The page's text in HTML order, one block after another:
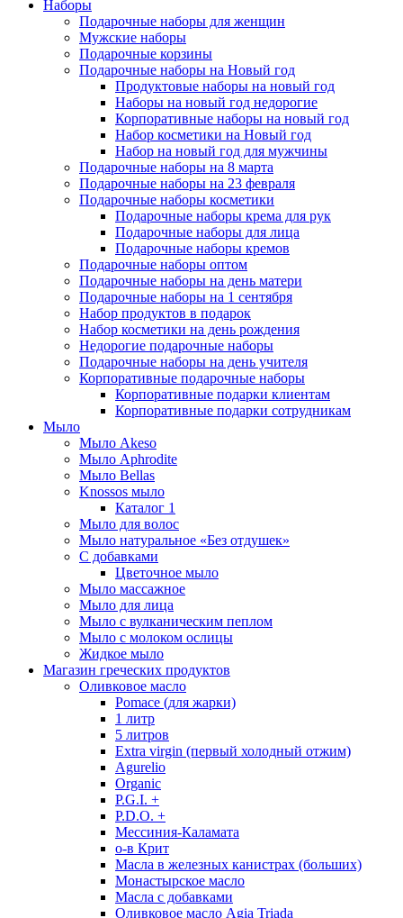
Наборы
Подарочные наборы для женщин
Мужские наборы
Подарочные корзины
Подарочные наборы на Новый год
Продуктовые наборы на новый год
Наборы на новый год недорогие
Корпоративные наборы на новый год
Набор косметики на Новый год
Набор на новый год для мужчины
Подарочные наборы на 8 марта
Подарочные наборы на 23 февраля
Подарочные наборы косметики
Подарочные наборы крема для рук
Подарочные наборы для лица
Подарочные наборы кремов
Подарочные наборы оптом
Подарочные наборы на день матери
Подарочные наборы на 1 сентября
Набор продуктов в подарок
Набор косметики на день рождения
Недорогие подарочные наборы
Подарочные наборы на день учителя
Корпоративные подарочные наборы
Корпоративные подарки клиентам
Корпоративные подарки сотрудникам
Мыло
Мыло Akeso
Мыло Aphrodite
Мыло Bellas
Knossos мыло
Каталог 1
Мыло для волос
Мыло натуральное «Без отдушек»
С добавками
Цветочное мыло
Мыло массажное
Мыло для лица
Мыло с вулканическим пеплом
Мыло с молоком ослицы
Жидкое мыло
Магазин греческих продуктов
Оливковое масло
Pomace (для жарки)
1 литр
5 литров
Extra virgin (первый холодный отжим)
Agurelio
Organic
P.G.I. +
P.D.O. +
Мессиния-Каламата
о-в Крит
Масла в железных канистрах (больших)
Монастырское масло
Масла с добавками
Оливковое масло Agia Triada